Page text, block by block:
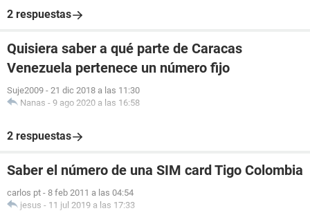
2 respuestas
Quisiera saber a qué parte de Caracas
Venezuela pertenece un número fijo
Suje2009 - 21 dic 2018 a las 11:30
Nanas - 9 ago 2020 a las 16:58
2 respuestas
Saber el número de una SIM card Tigo Colombia
carlos pt - 8 feb 2011 a las 04:54
jesus - 11 jul 2019 a las 17:33